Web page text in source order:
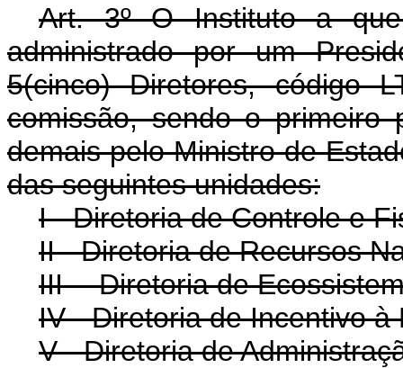
Art. 3º O Instituto a
administrado por um
5(cinco) Diretores, código
comissão, sendo o primeiro
demais pelo Ministro de
das seguintes unidades:
I - Diretoria de Controle e
II - Diretoria de Recursos
III -- Diretoria de
IV - Diretoria de Incentivo
V - Diretoria de